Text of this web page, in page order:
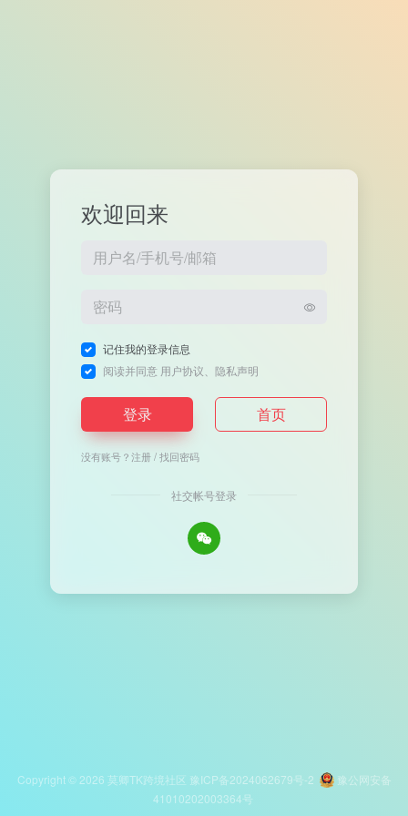
欢迎回来
记住我的登录信息
阅读并同意 用户协议 隐私声明
登录 首页
没有账号？注册/找回密码
社交帐号登录
Copyright © 2026 莫卿TK跨境社区 豫ICP备2024062679号-2
豫公网安备
41010202003364号